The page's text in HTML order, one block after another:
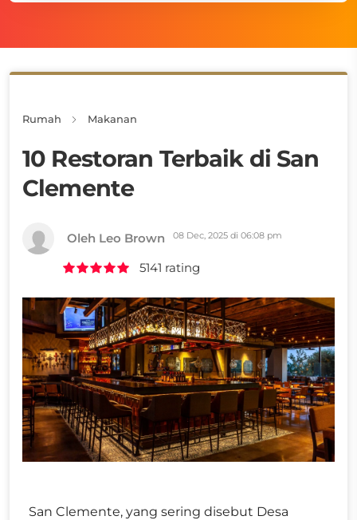
Rumah Makanan
10 Restoran Terbaik di San
Clemente
Oleh Leo Brown 08 Dec, 2025 di 06:08 pm
5141 rating
San Clemente, yang sering disebut Desa